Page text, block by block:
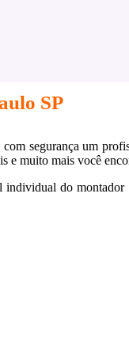
SP
segurança um
e muito mais você
individual do